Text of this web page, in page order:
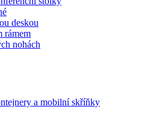
deskou
rámem
nohách
a mobilní skříňky